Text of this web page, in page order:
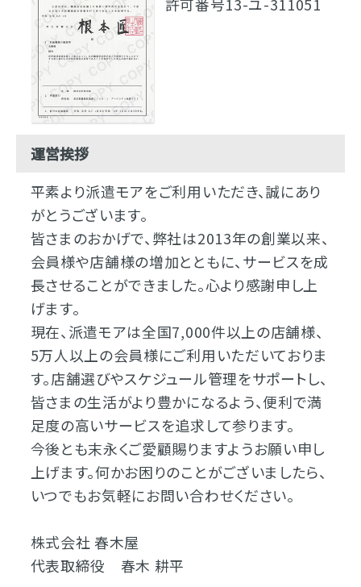
運営挨拶
平素より派遣モアをご利用いただき、誠にあり
がとうございます。
皆さまのおかげで、弊社は2013年の創業以来、
会員様や店舗様の増加とともに、サービスを成
長させることができました。心より感謝申し上
げます。
現在、派遣モアは全国7,000件以上の店舗様、
5万人以上の会員様にご利用いただいておりま
す。店舗選びやスケジュール管理をサポートし、
皆さまの生活がより豊かになるよう、便利で満
足度の高いサービスを追求して参ります。
今後とも末永くご愛顧賜りますようお願い申し
上げます。何かお困りのことがございましたら、
いつでもお気軽にお問い合わせください。
株式会社 春木屋
代表取締役 春木 耕平